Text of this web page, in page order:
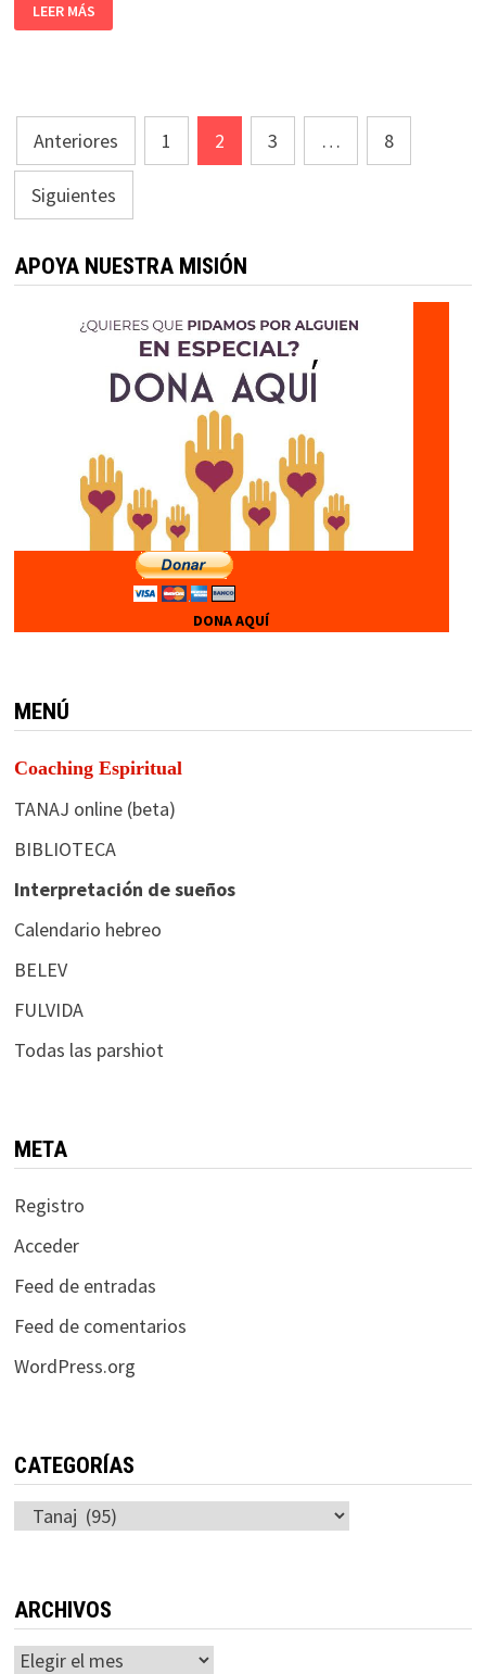
LEER MÁS
Paginación
de
entradas
Anteriores 1 2 3 … 8
Siguientes
APOYA NUESTRA MISIÓN
DONA AQUÍ
MENÚ
Coaching Espiritual
TANAJ online (beta)
BIBLIOTECA
Interpretación de sueños
Calendario hebreo
BELEV
FULVIDA
Todas las parshiot
META
Registro
Acceder
Feed de entradas
Feed de comentarios
WordPress.org
CATEGORÍAS
Categorías
ARCHIVOS
Archivos